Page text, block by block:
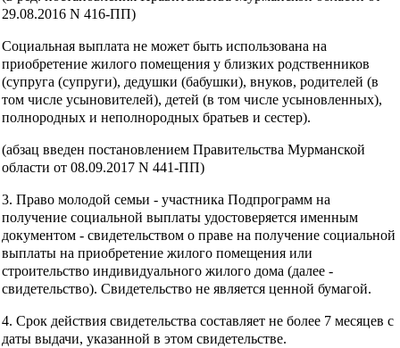
29.08.2016 N 416-ПП)
Социальная выплата не может быть использована на
приобретение жилого помещения у близких родственников
(супруга (супруги), дедушки (бабушки), внуков, родителей (в
том числе усыновителей), детей (в том числе усыновленных),
полнородных и неполнородных братьев и сестер).
(абзац введен постановлением Правительства Мурманской
области от 08.09.2017 N 441-ПП)
3. Право молодой семьи - участника Подпрограмм на
получение социальной выплаты удостоверяется именным
документом - свидетельством о праве на получение социальной
выплаты на приобретение жилого помещения или
строительство индивидуального жилого дома (далее -
свидетельство). Свидетельство не является ценной бумагой.
4. Срок действия свидетельства составляет не более 7 месяцев с
даты выдачи, указанной в этом свидетельстве.